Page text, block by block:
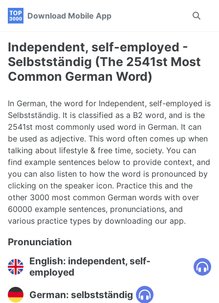
Skip
navigation
Skip
Skip
Download Mobile App
Toggle
Independent, self-employed -
Selbstständig (The 2541st Most
Common German Word)
In German, the word for Independent, self-employed is
Selbstständig. It is classified as a B2 word, and is the
2541st most commonly used word in German. It can
be used as adjective. This word often comes up when
talking about lifestyle & free time, society. You can
find example sentences below to provide context, and
you can also listen to how the word is pronounced by
clicking on the speaker icon. Practice this and the
other 3000 most common German words with over
60000 example sentences, pronunciations, and
various practice types by downloading our app.
Pronunciation
English: independent, self-
employed
German: selbstständig